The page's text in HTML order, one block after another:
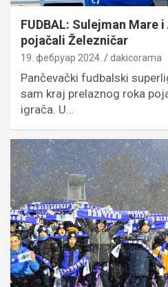
FUDBAL: Sulejman Mare
pojačali Železničar
19. фебруар 2024. dakicorama
Pančevački fudbalski
sam kraj prelaznog roka
igrača. U…